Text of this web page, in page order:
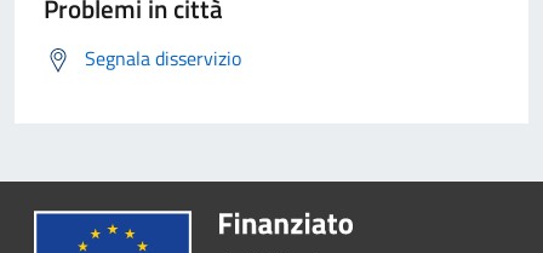
Problemi in città
Segnala disservizio